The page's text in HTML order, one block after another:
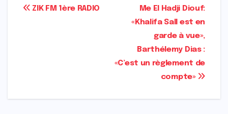
Navigation
Me El Hadji Diouf:
«Khalifa Sall est en
garde à vue»,
Barthélemy Dias :
«C’est un règlement de
compte»
ZIK FM 1ère RADIO